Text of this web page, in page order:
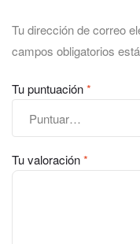
Tu dirección de correo
campos obligatorios
Tu puntuación*
Tu valoración*